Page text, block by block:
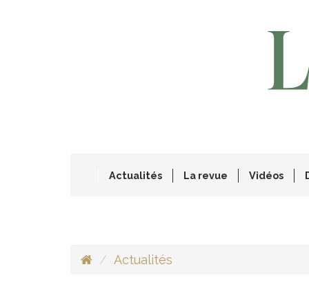
Actualités La revue Vidéos
Actualités